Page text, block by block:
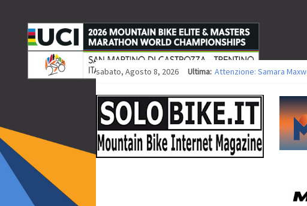
sabato, Agosto 8, 2026 Ultima: Attenzione: Samara
Europei XCO: vittorie per
35ª Marathon Bike della
Europei MTB: il Team